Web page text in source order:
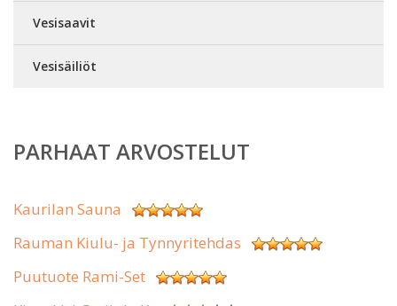
Vesisaavit
Vesisäiliöt
PARHAAT ARVOSTELUT
Kaurilan Sauna
Rauman Kiulu- ja Tynnyritehdas
Puutuote Rami-Set